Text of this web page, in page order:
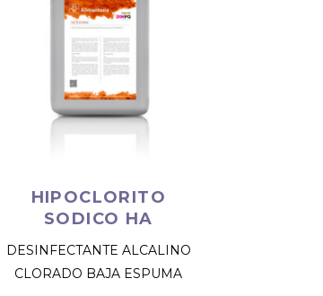
HIPOCLORITO
SODICO HA
DESINFECTANTE ALCALINO
CLORADO BAJA ESPUMA